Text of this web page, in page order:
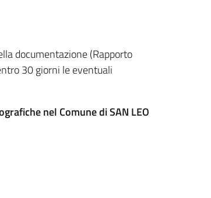
documentazione (Rapporto
30 giorni le eventuali
nel Comune di SAN LEO